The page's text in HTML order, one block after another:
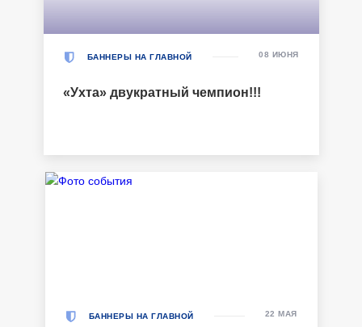
БАННЕРЫ НА ГЛАВНОЙ
«Ухта» двукратный чемпион!!!
08 ИЮНЯ
БАННЕРЫ НА ГЛАВНОЙ 22 МАЯ